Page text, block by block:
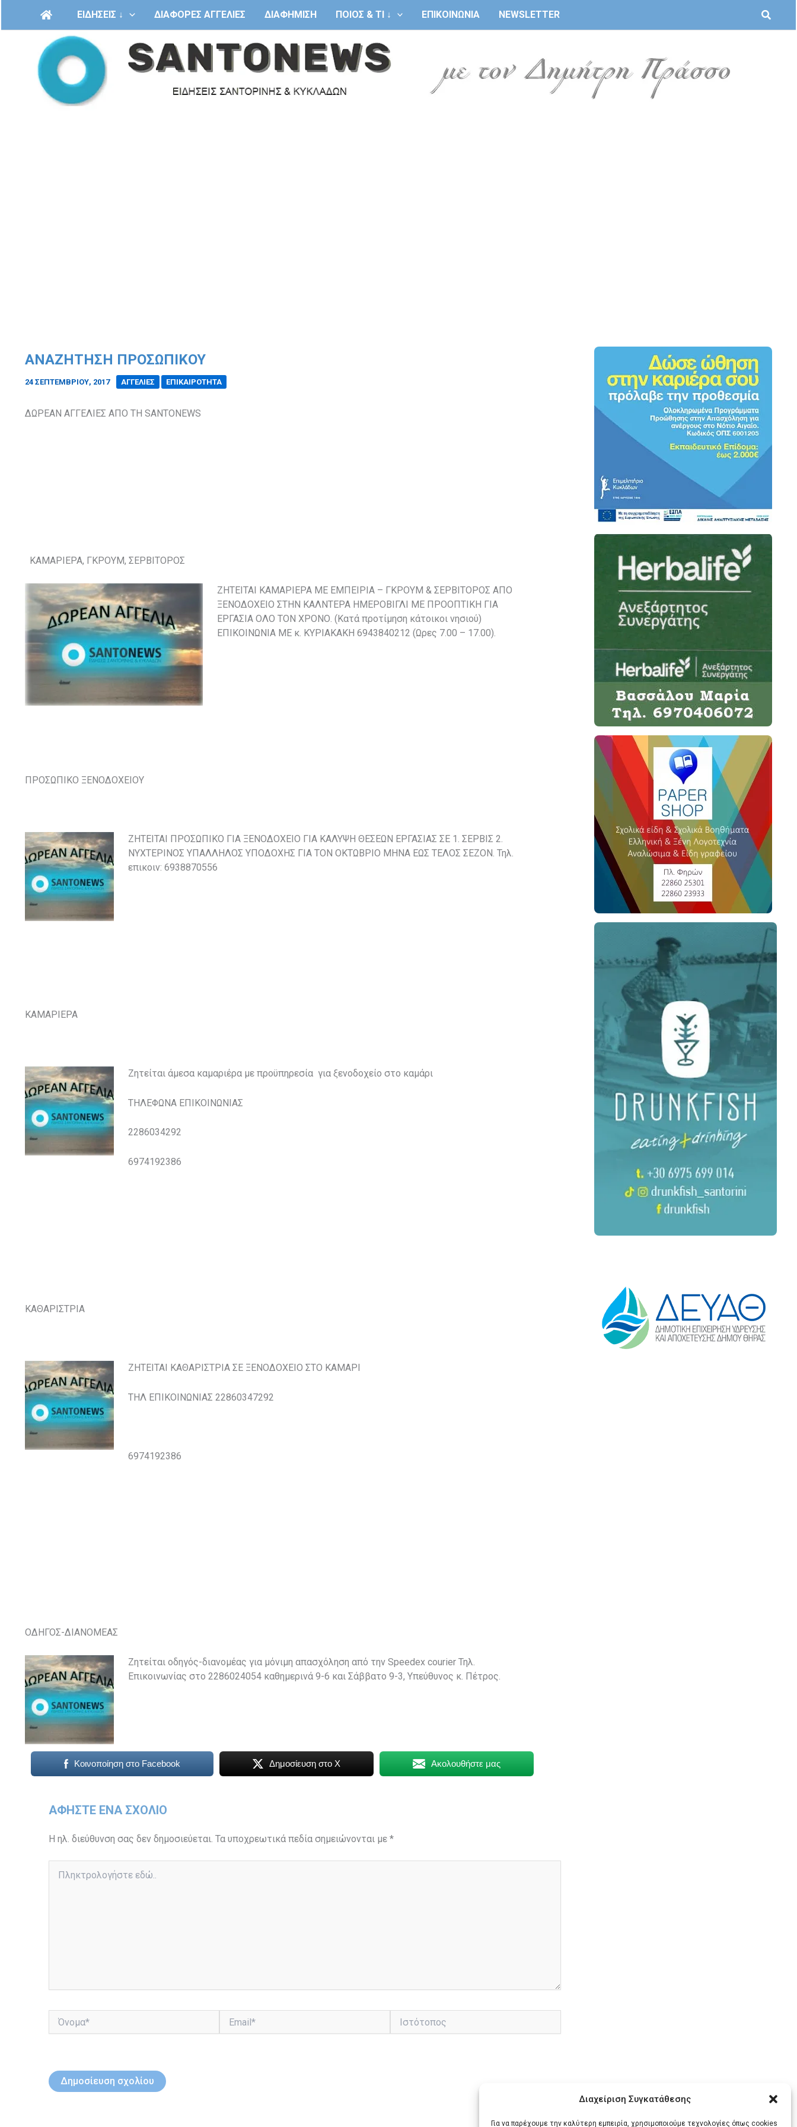
Διαχείριση Συγκατάθεσης
Για να παρέχουμε την καλύτερη εμπειρία, χρησιμοποιούμε τεχνολογίες όπως cookies
ΕΙΔΗΣΕΙΣ ↓ ΔΙΑΦΟΡΕΣ ΑΓΓΕΛΙΕΣ ΔΙΑΦΗΜΙΣΗ ΠΟΙΟΣ & ΤΙ ↓ ΕΠΙΚΟΙΝΩΝΙΑ NEWSLETTER
ΑΝΑΖΗΤΗΣΗ ΠΡΟΣΩΠΙΚΟΥ
24 ΣΕΠΤΕΜΒΡΊΟΥ, 2017 ΑΓΓΕΛΙΕΣ ΕΠΙΚΑΙΡΟΤΗΤΑ
ΔΩΡΕΑΝ ΑΓΓΕΛΙΕΣ ΑΠΟ ΤΗ SANTONEWS
ΚΑΜΑΡΙΕΡΑ, ΓΚΡΟΥΜ, ΣΕΡΒΙΤΟΡΟΣ
ΖΗΤΕΙΤΑΙ ΚΑΜΑΡΙΕΡΑ ΜΕ ΕΜΠΕΙΡΙΑ – ΓΚΡΟΥΜ & ΣΕΡΒΙΤΟΡΟΣ ΑΠΟ
ΞΕΝΟΔΟΧΕΙΟ ΣΤΗΝ ΚΑΛΝΤΕΡΑ ΗΜΕΡΟΒΙΓΛΙ ΜΕ ΠΡΟΟΠΤΙΚΗ ΓΙΑ
ΕΡΓΑΣΙΑ ΟΛΟ ΤΟΝ ΧΡΟΝΟ. (Κατά προτίμηση κάτοικοι νησιού)
ΕΠΙΚΟΙΝΩΝΙΑ ΜΕ κ. ΚΥΡΙΑΚΑΚΗ 6943840212 (Ωρες 7.00 – 17.00).
ΠΡΟΣΩΠΙΚΟ ΞΕΝΟΔΟΧΕΙΟΥ
ΖΗΤΕΙΤΑΙ ΠΡΟΣΩΠΙΚΟ ΓΙΑ ΞΕΝΟΔΟΧΕΙΟ ΓΙΑ ΚΑΛΥΨΗ ΘΕΣΕΩΝ ΕΡΓΑΣΙΑΣ ΣΕ 1. ΣΕΡΒΙΣ 2.
ΝΥΧΤΕΡΙΝΟΣ ΥΠΑΛΛΗΛΟΣ ΥΠΟΔΟΧΗΣ ΓΙΑ ΤΟΝ ΟΚΤΩΒΡΙΟ ΜΗΝΑ ΕΩΣ ΤΕΛΟΣ ΣΕΖΟΝ. Τηλ.
επικοιν: 6938870556
ΚΑΜΑΡΙΕΡΑ
Ζητείται άμεσα καμαριέρα με προϋπηρεσία για ξενοδοχείο στο καμάρι
ΤΗΛΕΦΩΝΑ ΕΠΙΚΟΙΝΩΝΙΑΣ
2286034292
6974192386
ΚΑΘΑΡΙΣΤΡΙΑ
ΖΗΤΕΙΤΑΙ ΚΑΘΑΡΙΣΤΡΙΑ ΣΕ ΞΕΝΟΔΟΧΕΙΟ ΣΤΟ ΚΑΜΑΡΙ
ΤΗΛ ΕΠΙΚΟΙΝΩΝΙΑΣ 22860347292
6974192386
ΟΔΗΓΟΣ-ΔΙΑΝΟΜΕΑΣ
Ζητείται οδηγός-διανομέας για μόνιμη απασχόληση από την Speedex courier Τηλ.
Επικοινωνίας στο 2286024054 καθημερινά 9-6 και Σάββατο 9-3, Υπεύθυνος κ. Πέτρος.
Κοινοποίηση στο Facebook Δημοσίευση στο X Ακολουθήστε μας
ΑΦΉΣΤΕ ΈΝΑ ΣΧΌΛΙΟ
Η ηλ. διεύθυνση σας δεν δημοσιεύεται. Τα υποχρεωτικά πεδία σημειώνονται με *
εδώ..